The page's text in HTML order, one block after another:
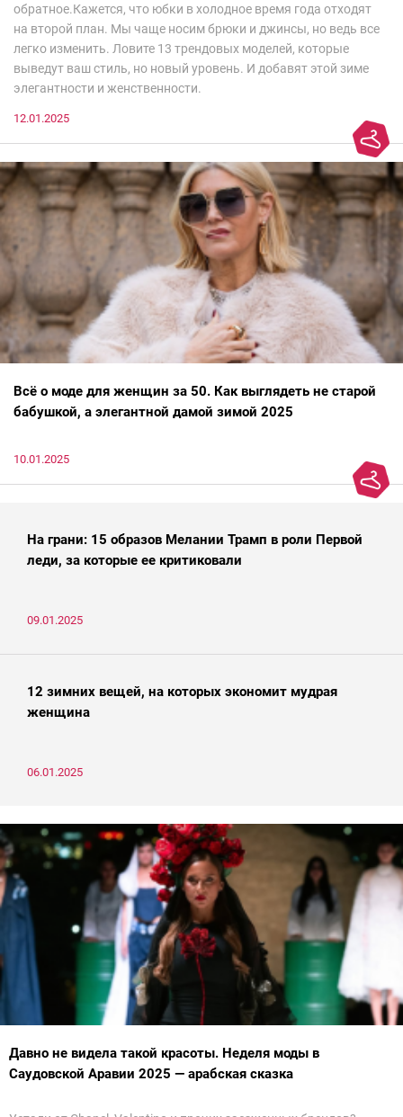
обратное.Кажется, что юбки в холодное время года отходят
на второй план. Мы чаще носим брюки и джинсы, но ведь все
легко изменить. Ловите 13 трендовых моделей, которые
выведут ваш стиль, но новый уровень. И добавят этой зиме
элегантности и женственности.
12.01.2025
Всё о моде для женщин за 50. Как выглядеть не старой
бабушкой, а элегантной дамой зимой 2025
10.01.2025
На грани: 15 образов Мелании Трамп в роли Первой
леди, за которые ее критиковали
09.01.2025
12 зимних вещей, на которых экономит мудрая
женщина
06.01.2025
Давно не видела такой красоты. Неделя моды в
Саудовской Аравии 2025 — арабская сказка